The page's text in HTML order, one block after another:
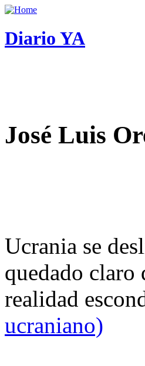
Diario YA
José Luis
Ucrania se
quedado claro
realidad
ucraniano)